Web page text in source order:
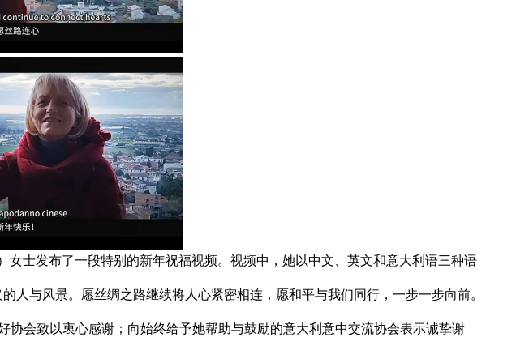
女士发布了一段特别的新年祝福视频。视频中，她以中文、英文和意大利语三种语
与风景。愿丝绸之路继续将人心紧密相连，愿和平与我们同行，一步一步向前。
会致以衷心感谢；向始终给予她帮助与鼓励的意大利意中交流协会表示诚挚谢